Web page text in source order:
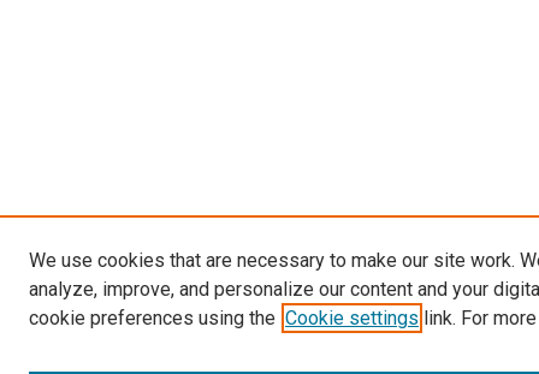
We use cookies that are necessary to make our site work.
analyze, improve, and personalize our content and your
cookie preferences using the Cookie settings link. For